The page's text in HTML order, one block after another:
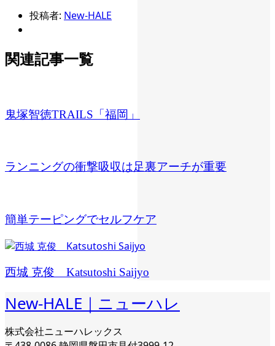
投稿者: New-HALE
関連記事一覧
鬼塚智徳TRAILS「福岡」
ランニングの衝撃吸収は足裏アーチが重要
簡単テーピングでセルフケア
西城 克俊 Katsutoshi Saijyo
New-HALE｜ニューハレ
株式会社ニューハレックス